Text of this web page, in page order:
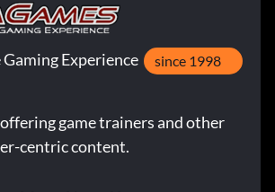
Experience since 1998
game trainers and other
centric content.